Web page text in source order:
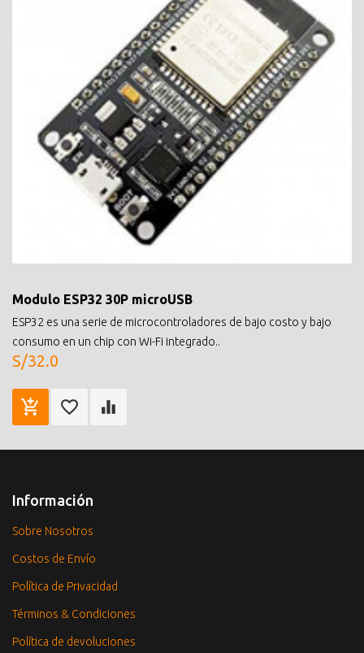
Modulo ESP32 30P microUSB
ESP32 es una serie de microcontroladores de bajo costo y bajo
consumo en un chip con Wi-Fi integrado..
S/32.0
Información
Sobre Nosotros
Costos de Envío
Política de Privacidad
Términos & Condiciones
Política de devoluciones